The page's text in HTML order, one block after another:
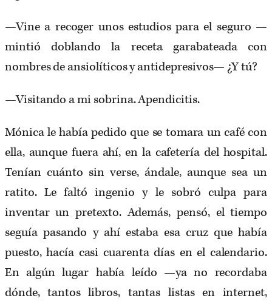
—Vine a recoger unos estudios para el seguro —
mintió doblando la receta garabateada con
nombres de ansiolíticos y antidepresivos— ¿Y tú?
—Visitando a mi sobrina. Apendicitis.
Mónica le había pedido que se tomara un café con
ella, aunque fuera ahí, en la cafetería del hospital.
Tenían cuánto sin verse, ándale, aunque sea un
ratito. Le faltó ingenio y le sobró culpa para
inventar un pretexto. Además, pensó, el tiempo
seguía pasando y ahí estaba esa cruz que había
puesto, hacía casi cuarenta días en el calendario.
En algún lugar había leído —ya no recordaba
dónde, tantos libros, tantas listas en internet,